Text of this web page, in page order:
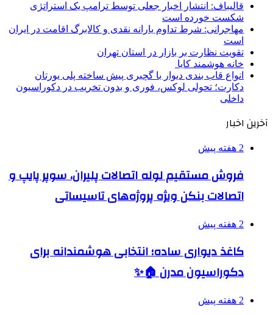
قالیباف: انتشار اخبار جعلی توسط ترامپ یک استراتژی
شکست خورده است
مهاجرانی: شرط تداوم یارانه نقدی و کالابرگ اقامت در ایران
است
تقویت نظارت بر بازار در استان تهران
خانه هوشمند کایا
انواع قاب بندی دیوار با گچبری پیش ساخته پلی یورتان
دکارت؛ تحولی لوکس، فوری و بدون تخریب در دکوراسیون
داخلی
آخرین اخبار
2 هفته پیش
فروش مستقیم لوله اتصالات پلیران، سوپر پایپ و
اتصالات بنکن ویژه پروژه‌های تاسیساتی
2 هفته پیش
کاغذ دیواری ساده؛ انتخابی هوشمندانه برای
دکوراسیون مدرن 🏠✨
2 هفته پیش